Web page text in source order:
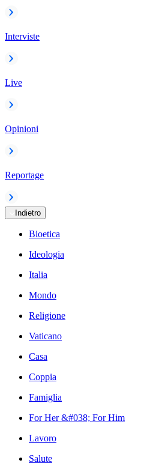
Interviste
Live
Opinioni
Reportage
Indietro
Bioetica
Ideologia
Italia
Mondo
Religione
Vaticano
Casa
Coppia
Famiglia
For Her &#038; For Him
Lavoro
Salute